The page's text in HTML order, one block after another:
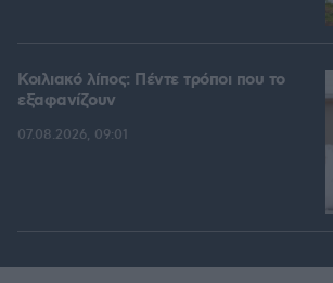
Κοιλιακό λίπος: Πέντε τρόποι που το
εξαφανίζουν
07.08.2026, 09:01